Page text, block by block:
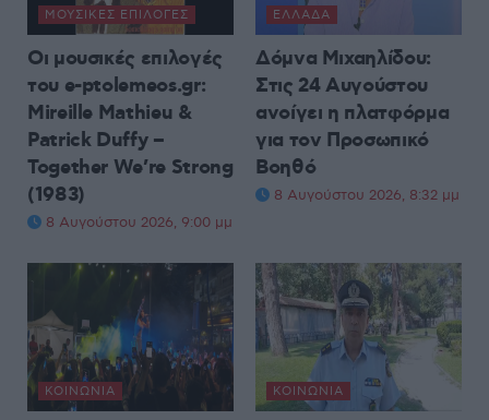
ΜΟΥΣΙΚΈΣ ΕΠΙΛΟΓΈΣ
Οι μουσικές επιλογές
του e-ptolemeos.gr:
Mireille Mathieu &
Patrick Duffy –
Together We’re Strong
(1983)
8 Αυγούστου 2026, 9:00 μμ
ΕΛΛΆΔΑ
Δόμνα Μιχαηλίδου:
Στις 24 Αυγούστου
ανοίγει η πλατφόρμα
για τον Προσωπικό
Βοηθό
8 Αυγούστου 2026, 8:32 μμ
ΚΟΙΝΩΝΊΑ ΚΟΙΝΩΝΊΑ